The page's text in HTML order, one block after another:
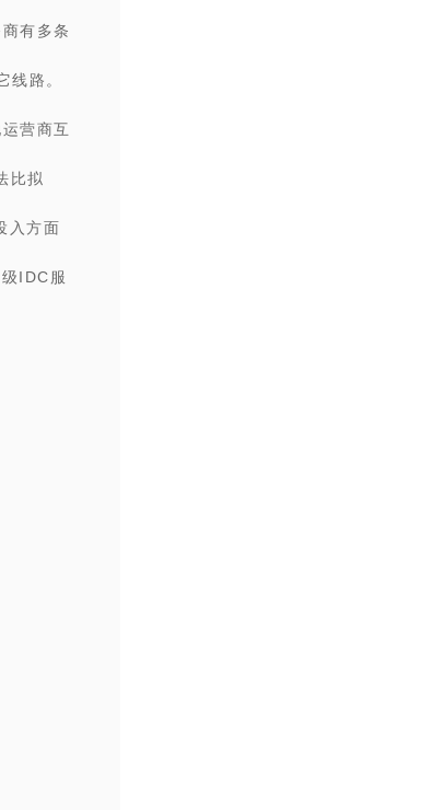
有多条
线路。
营商互
比拟
入方面
IDC服